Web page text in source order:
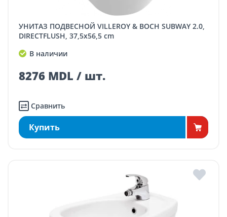
УНИТАЗ ПОДВЕСНОЙ VILLEROY & BOCH SUBWAY 2.0,
DIRECTFLUSH, 37,5x56,5 cm
В наличии
8276 MDL / шт.
Сравнить
Купить